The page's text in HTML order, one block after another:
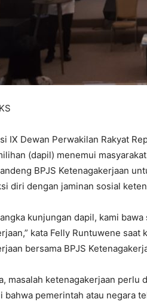
IX Dewan Perwakilan Rakyat
(dapil) menemui
BPJS Ketenagakerjaan
diri dengan jaminan sosial
kunjungan dapil, kami
kata Felly Runtuwene
bersama BPJS
masalah ketenagakerjaan perlu
bahwa pemerintah atau negara